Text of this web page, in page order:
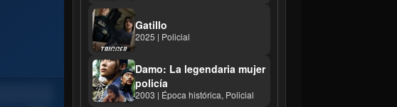
Gatillo
2025 | Policial
Damo: La legendaria mujer
policía
2003 | Época histórica, Policial